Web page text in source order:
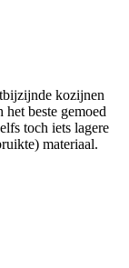
kozijnen
beste gemoed
toch iets lagere
materiaal.